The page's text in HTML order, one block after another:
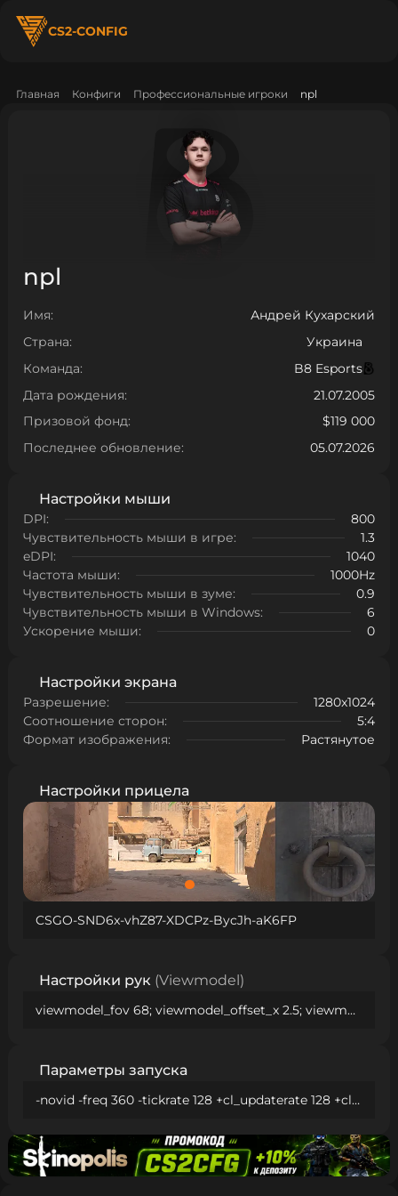
CS2-CONFIG
Главная Конфиги Профессиональные игроки npl
npl
Имя:
Андрей Кухарский
Страна:
Украина
Команда:
B8 Esports
Дата рождения:
21.07.2005
Призовой фонд:
$119 000
Последнее обновление:
05.07.2026
Настройки мыши
DPI:
800
Чувствительность мыши в игре:
1.3
eDPI:
1040
Частота мыши:
1000Hz
Чувствительность мыши в зуме:
0.9
Чувствительность мыши в Windows:
6
Ускорение мыши:
0
Настройки экрана
Разрешение:
1280x1024
Соотношение сторон:
5:4
Формат изображения:
Растянутое
Настройки прицела
CSGO-SND6x-vhZ87-XDCPz-BycJh-aK6FP
Настройки рук (Viewmodel)
viewmodel_fov 68; viewmodel_offset_x 2.5; viewmodel_offset_y 0; viewmodel_offset_z -1.5; viewmodel_presetpos 2;
Параметры запуска
-novid -freq 360 -tickrate 128 +cl_updaterate 128 +cl_cmdrate 128 +cl_interp 0 +cl_interp_ratio 1 +fps_max 401 -allow_third_party_software -console -rate 786432 -untrusted